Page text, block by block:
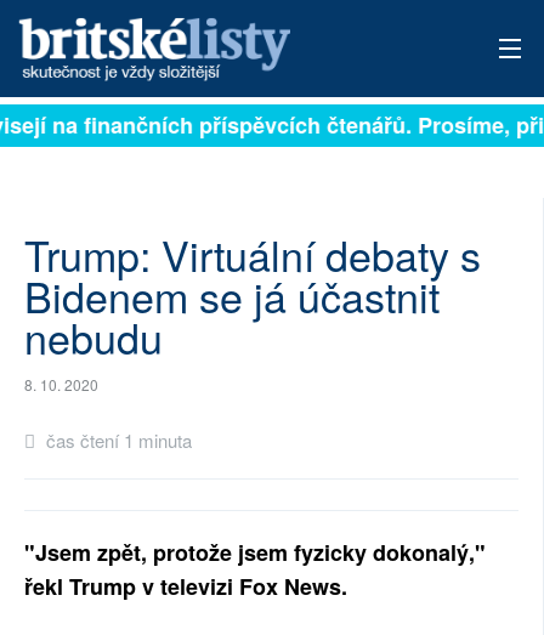
PŘIHLÁSIT
ARCHIV
ROZHOVORY
TÉMATA
SOCIÁLNÍ SÍTĚ
na finančních příspěvcích čtenářů. Prosíme,
Trump: Virtuální debaty s
Bidenem se já účastnit
nebudu
8. 10. 2020
čas čtení 1 minuta
"Jsem zpět, protože jsem fyzicky dokonalý,"
řekl Trump v televizi Fox News.